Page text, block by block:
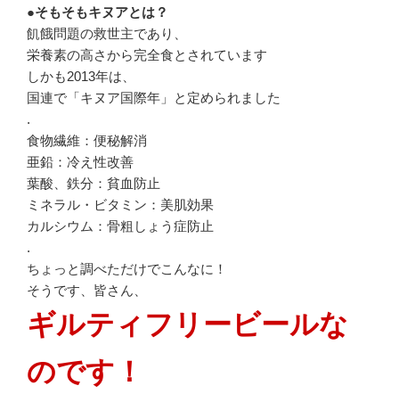
●そもそもキヌアとは？
飢餓問題の救世主であり、
栄養素の高さから完全食とされています
しかも2013年は、
国連で「キヌア国際年」と定められました
.
食物繊維：便秘解消
亜鉛：冷え性改善
葉酸、鉄分：貧血防止
ミネラル・ビタミン：美肌効果
カルシウム：骨粗しょう症防止
.
ちょっと調べただけでこんなに！
そうです、皆さん、
ギルティフリービールな
のです！